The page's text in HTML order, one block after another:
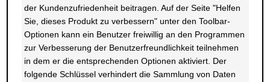
der Kundenzufriedenheit beitragen. Auf der Seite "Helfen
Sie, dieses Produkt zu verbessern" unter den Toolbar-
Optionen kann ein Benutzer freiwillig an den Programmen
zur Verbesserung der Benutzerfreundlichkeit teilnehmen
in dem er die entsprechenden Optionen aktiviert. Der
folgende Schlüssel verhindert die Sammlung von Daten